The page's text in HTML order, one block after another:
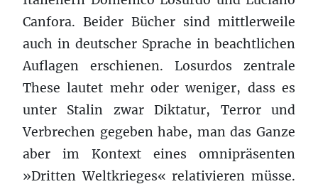
Canfora. Beider Bücher sind mittlerweile
auch in deutscher Sprache in beachtlichen
Auflagen erschienen. Losurdos zentrale
These lautet mehr oder weniger, dass es
unter Stalin zwar Diktatur, Terror und
Verbrechen gegeben habe, man das Ganze
aber im Kontext eines omnipräsenten
»Dritten Weltkrieges« relativieren müsse.